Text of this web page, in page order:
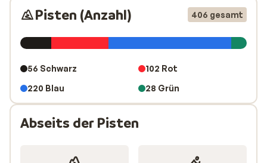
Zur Verfügung gestellt durch unseren Partner
Skigebiete-Test.de.
Pisten (Anzahl) 406 gesamt
56 Schwarz
102 Rot
220 Blau
28 Grün
Abseits der Pisten